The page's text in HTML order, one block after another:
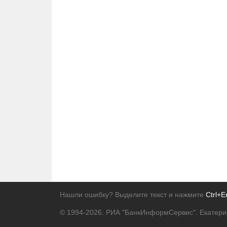
Нашли ошибку? Выделите текст и нажмите
© 1994-2026. РИА "БанкИнформСервис".